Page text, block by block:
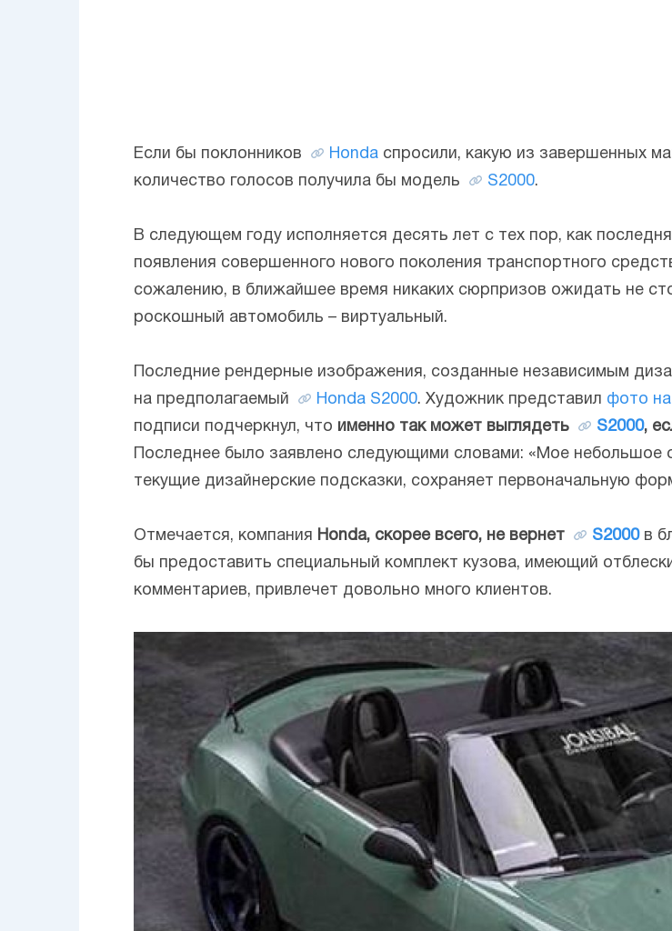
Если бы поклонников Honda спросили, какую из завершенных
количество голосов получила бы модель
S2000.
В следующем году исполняется десять лет с тех пор, как
появления совершенного нового поколения транспортного
сожалению, в ближайшее время никаких сюрпризов ожидать не
роскошный автомобиль – виртуальный.
Последние рендерные изображения, созданные независимым
на предполагаемый
Honda S2000. Художник представил фото
подписи подчеркнул, что именно так может выглядеть S2000,
Последнее было заявлено следующими словами: «Мое небольшое
текущие дизайнерские подсказки, сохраняет первоначальную
Отмечается, компания Honda, скорее всего, не вернет S2000в
бы предоставить специальный комплект кузова, имеющий
комментариев, привлечет довольно много клиентов.